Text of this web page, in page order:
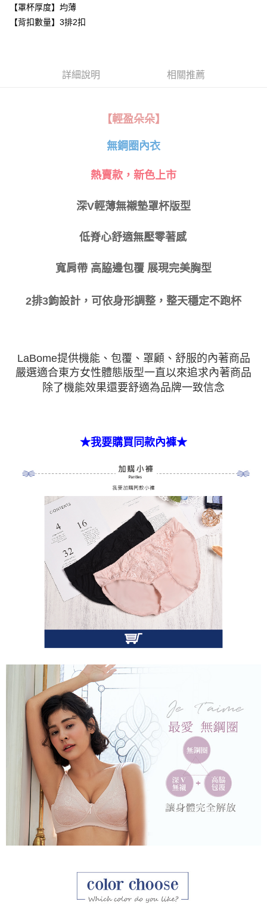
便利好安心！
１．簡單：不需註冊會員、不需綁卡、不需儲值。
２．便利：只要手機號碼，簡訊認證，即可結帳。
１．於結帳方式選擇「AFTEE先享後付」後，將跳轉至「AFTEE先享後付」
結帳頁面，進行簡訊認證並確認金額後，即可完成結帳。
ATM／網路銀行／等多元方式進行付款，方視為交易完成。
※ 請注意：結帳手續完成當下不需立刻繳費，但若您需要取消訂單，請聯絡
是否繳費成功／繳費後需取消欲退款等相關疑問，請聯繫「AFTEE先享後付
https://netprotections.freshdesk.com/support/home
１．透過由恩沛科技股份有限公司提供之「AFTEE先享後付」服務完成之交
權轉讓予恩沛科技股份有限公司。
２．關於個人資料處理事宜，請瀏覽以下網址：
３．未成年的使用者請事先徵得法定代理人或監護人之同意方可使用
「AFTEE先享後付」，若未經同意申辦者引起之損失，本公司不負相關責
４．使用「AFTEE先享後付」時，將依據個別帳號之用戶狀況，依本公司即
時審查核予不同之上限額度；若仍有額度不足之情形，本公司將視審查結果
運送方式
付款後全家取貨
每筆NT$80，滿NT$999(含以上)免運費
【罩杯厚度】均薄
【背扣數量】3排2扣
詳細說明 相關推薦
【輕盈朵朵】
無鋼圈內衣
熱賣款，新色上市
深V輕薄無襯墊罩杯版型
低脊心舒適無壓零著感
寬肩帶 高脇邊包覆 展現完美胸型
2排3鉤設計，可依身形調整， 整天穩定不跑杯
LaBome提供機能、包覆、罩顧、舒服的內著商品
嚴選適合東方女性體態版型一直以來追求內著商品
除了機能效果還要舒適為品牌一致信念
★我要購買同款內褲★